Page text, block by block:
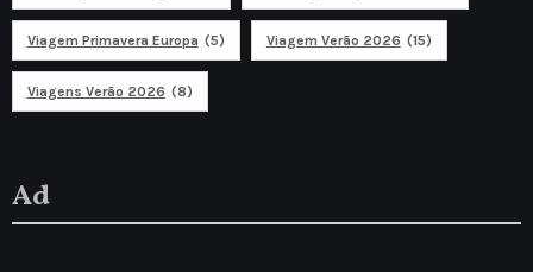
Viagem Primavera Europa (5) Viagem Verão 2026 (15)
Viagens Verão 2026 (8)
Ad